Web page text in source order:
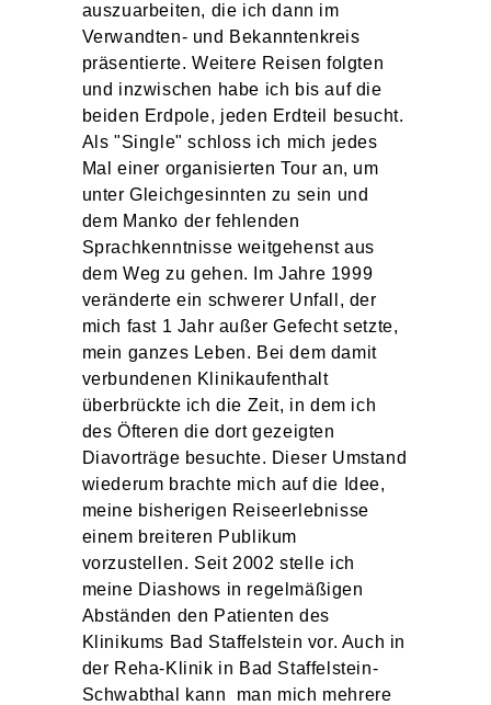
auszuarbeiten, die ich dann im
Verwandten- und Bekanntenkreis
präsentierte. Weitere Reisen folgten
und inzwischen habe ich bis auf die
beiden Erdpole, jeden Erdteil besucht.
Als "Single" schloss ich mich jedes
Mal einer organisierten Tour an, um
unter Gleichgesinnten zu sein und
dem Manko der fehlenden
Sprachkenntnisse weitgehenst aus
dem Weg zu gehen. Im Jahre 1999
veränderte ein schwerer Unfall, der
mich fast 1 Jahr außer Gefecht setzte,
mein ganzes Leben. Bei dem damit
verbundenen Klinikaufenthalt
überbrückte ich die Zeit, in dem ich
des Öfteren die dort gezeigten
Diavorträge besuchte. Dieser Umstand
wiederum brachte mich auf die Idee,
meine bisherigen Reiseerlebnisse
einem breiteren Publikum
vorzustellen. Seit 2002 stelle ich
meine Diashows in regelmäßigen
Abständen den Patienten des
Klinikums Bad Staffelstein vor. Auch in
der Reha-Klinik in Bad Staffelstein-
Schwabthal kann man mich mehrere